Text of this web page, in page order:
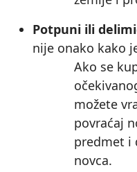
Potpuni ili
nije onako kako
Ako se
možete
povraćaj
predmet i
novca.